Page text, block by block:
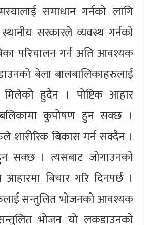
समाधान गर्नको लागि
सरकारले व्यवस्थ गर्नको
परिचालन गर्न अति आवश्यक
बेला बालबालिकाहरुलाई
मिलेको हुदैन । पोष्टिक आहार
कुपोषण हुन सक्छ ।
शारीरिक बिकास गर्न सक्दैन ।
सक्छ । त्यसबाट जोगाउनको
बिचार गरि दिनपर्छ ।
सन्तुलित भोजनको आवश्यक
भोजन यो लकडाउनको